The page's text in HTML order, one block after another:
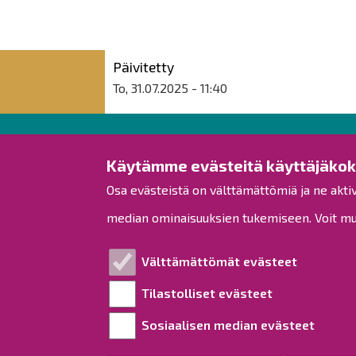
Käytämme evästeitä
Osa evästeistä on välttämättömiä ja ne
median ominaisuuksien tukemiseen. Voit
Välttämättömät evästeet
Tilastolliset evästeet
Sosiaalisen median evästeet
Päivitetty
To, 31.07.2025 - 11:40
Raahen kaupunki
Rantakatu 50
92100 Raahe
kirjaamo@raahe.fi
Y-tunnus: 1791817-6